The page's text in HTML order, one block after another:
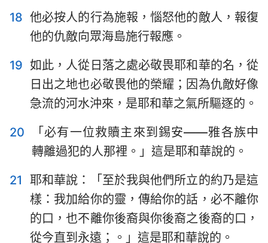
18 他必按人的行為施報，惱怒他的敵人，報復
他的仇敵向眾海島施行報應。
19 如此，人從日落之處必敬畏耶和華的名，從
日出之地也必敬畏他的榮耀；因為仇敵好像
急流的河水沖來，是耶和華之氣所驅逐的。
20
「必有一位救贖主來到錫安——雅各族中
轉離過犯的人那裡。」這是耶和華說的。
21
耶和華說：「至於我與他們所立的約乃是這
樣：我加給你的靈，傳給你的話，必不離你
的口，也不離你後裔與你後裔之後裔的口，
從今直到永遠；。」這是耶和華說的。